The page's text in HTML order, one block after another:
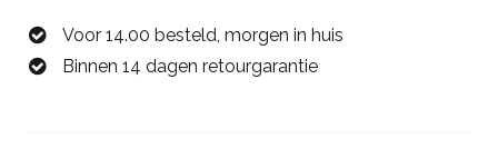
0078816B
aantal
Voor 14.00 besteld, morgen in huis
Binnen 14 dagen retourgarantie